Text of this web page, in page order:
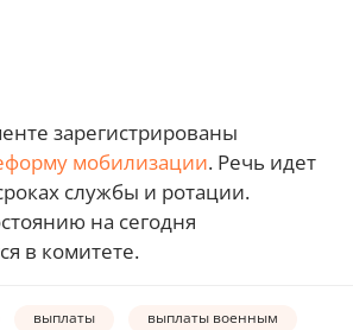
зарегистрированы
мобилизации. Речь идет
службы и ротации.
на сегодня
в комитете.
выплаты выплаты военным